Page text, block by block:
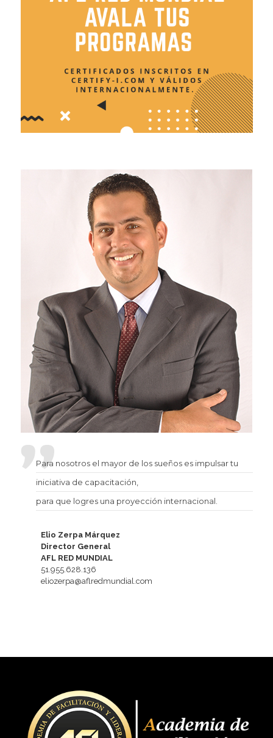
Para nosotros el mayor de los sueños es impulsar tu
iniciativa de capacitación,
para que logres una proyección internacional.
Elio Zerpa Márquez
Director General
AFL RED MUNDIAL
51.955.628.136
eliozerpa@aflredmundial.com